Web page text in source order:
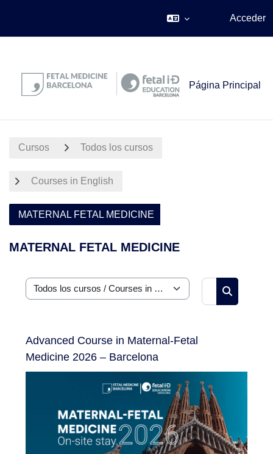
Acceder
Página Principal
Cursos Todos los cursos
Courses in English
MATERNAL FETAL MEDICINE
MATERNAL FETAL MEDICINE
Categorías
Buscar
Advanced Course in Maternal-Fetal
Medicine 2026 – Barcelona